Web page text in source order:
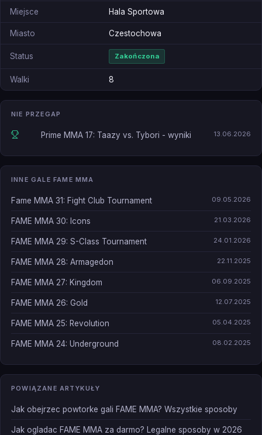
Miejsce Hala Sportowa
Miasto Czestochowa
Status Zakończona
Walki 8
NIE PRZEGAP
Prime MMA 17: Taazy vs. Tybori - wyniki 13.06.2026
INNE GALE FAME MMA
Fame MMA 31: Fight Club Tournament 09.05.2026
FAME MMA 30: Icons 21.03.2026
FAME MMA 29: S-Class Tournament 24.01.2026
FAME MMA 28: Armagedon 22.11.2025
FAME MMA 27: Kingdom 06.09.2025
FAME MMA 26: Gold 12.07.2025
FAME MMA 25: Revolution 05.04.2025
FAME MMA 24: Underground 08.02.2025
POWIĄZANE ARTYKUŁY
Jak obejrzec powtorke gali FAME MMA? Wszystkie sposoby
Jak ogladac FAME MMA za darmo? Legalne sposoby w 2026